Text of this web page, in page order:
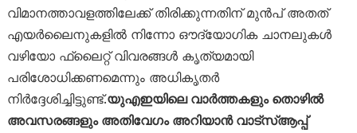
വിമാനത്താവളത്തിലേക്ക് തിരിക്കുന്നതിന് മുൻപ് അതത്
എയർലൈനുകളിൽ നിന്നോ ഔദ്യോഗിക ചാനലുകൾ
വഴിയോ ഫ്ലൈറ്റ് വിവരങ്ങൾ കൃത്യമായി
പരിശോധിക്കണമെന്നും അധികൃതർ
നിർദ്ദേശിച്ചിട്ടുണ്ട്.യുഎഇയിലെ വാർത്തകളും തൊഴിൽ
അവസരങ്ങളും അതിവേഗം അറിയാൻ വാട്സ്ആപ്പ്